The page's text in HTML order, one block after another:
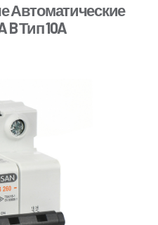
Автоматические
Тип 10A